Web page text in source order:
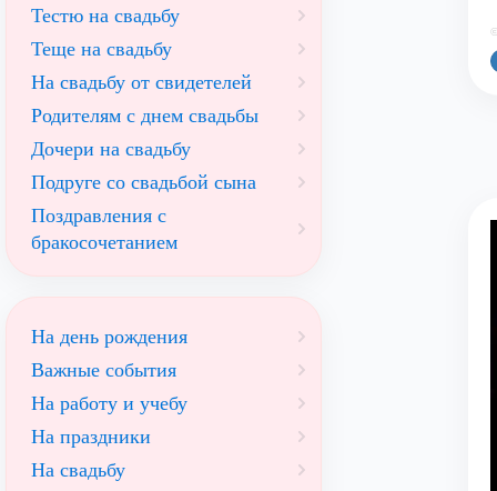
Тестю на свадьбу
Теще на свадьбу
На свадьбу от свидетелей
Родителям с днем свадьбы
Дочери на свадьбу
Подруге со свадьбой сына
Поздравления с
бракосочетанием
На день рождения
Важные события
На работу и учебу
На праздники
На свадьбу